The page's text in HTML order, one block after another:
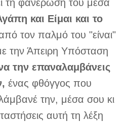
τη φανέρωσή του μέσα
και Είμαι και το
τον παλμό του "είναι"
την Άπειρη Υπόσταση
την επαναλαμβάνεις
ένας φθόγγος που
την, μέσα σου κι
αυτή τη λέξη